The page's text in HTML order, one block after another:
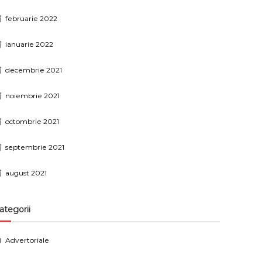
februarie 2022
ianuarie 2022
decembrie 2021
noiembrie 2021
octombrie 2021
septembrie 2021
august 2021
Advertoriale